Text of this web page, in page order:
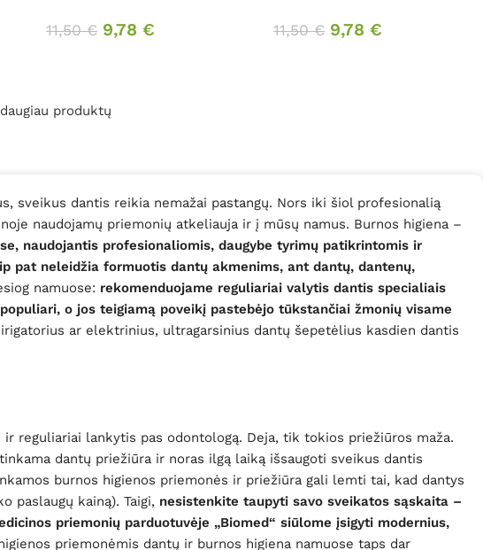
11,50€ 9,78 € 11,50€ 9,78 €
produktų
sveikus dantis reikia nemažai pastangų. Nors iki šiol profesionalią
naudojamų priemonių atkeliauja ir į mūsų namus. Burnos higiena –
naudojantis profesionaliomis, daugybe tyrimų patikrintomis ir
pat neleidžia formuotis dantų akmenims, ant dantų, dantenų,
namuose: rekomenduojame reguliariai valytis dantis specialiais
o jos teigiamą poveikį pastebėjo tūkstančiai žmonių visame
ar elektrinius, ultragarsinius dantų šepetėlius kasdien dantis
reguliariai lankytis pas odontologą. Deja, tik tokios priežiūros maža.
dantų priežiūra ir noras ilgą laiką išsaugoti sveikus dantis
burnos higienos priemonės ir priežiūra gali lemti tai, kad dantys
paslaugų kainą). Taigi, nesistenkite taupyti savo sveikatos sąskaita –
priemonių parduotuvėje „Biomed“ siūlome įsigyti modernius,
priemonėmis dantų ir burnos higiena namuose taps dar